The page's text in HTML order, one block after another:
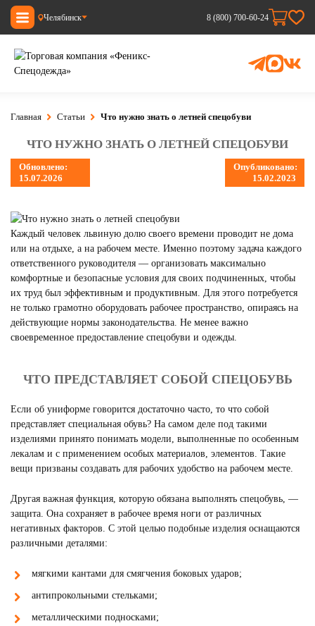
Челябинск 8 (800) 700-60-24
Главная Статьи Что нужно знать о летней спецобуви
ЧТО НУЖНО ЗНАТЬ О ЛЕТНЕЙ СПЕЦОБУВИ
Обновлено:
15.07.2026
Опубликовано:
15.02.2023
Каждый человек львиную долю своего времени проводит не дома
или на отдыхе, а на рабочем месте. Именно поэтому задача каждого
ответственного руководителя — организовать максимально
комфортные и безопасные условия для своих подчиненных, чтобы
их труд был эффективным и продуктивным. Для этого потребуется
не только грамотно оборудовать рабочее пространство, опираясь на
действующие нормы законодательства. Не менее важно
своевременное предоставление спецобуви и одежды.
ЧТО ПРЕДСТАВЛЯЕТ СОБОЙ СПЕЦОБУВЬ
Если об униформе говорится достаточно часто, то что собой
представляет специальная обувь? На самом деле под такими
изделиями принято понимать модели, выполненные по особенным
лекалам и с применением особых материалов, элементов. Такие
вещи призваны создавать для рабочих удобство на рабочем месте.
Другая важная функция, которую обязана выполнять спецобувь, —
защита. Она сохраняет в рабочее время ноги от различных
негативных факторов. С этой целью подобные изделия оснащаются
различными деталями:
мягкими кантами для смягчения боковых ударов;
антипрокольными стельками;
металлическими подносками;